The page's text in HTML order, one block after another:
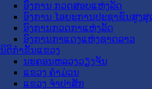
ອົງການ ກວດສອບແຫ່ງລັດ
ອົງການ ໄອຍະການປະຊາຊົນສູງສຸ
ອົງການກວດກາແຫ່ງລັດ
ອົງການກາແດງແຫ່ງຊາດລາວ
ນິຕິກໍາຂັ້ນແຂວງ
ນະ​ຄອນ​ຫລວງວຽງຈັນ
ແຂວງ ຄໍາມ່ວນ
ແຂວງ ຈໍາປາສັກ